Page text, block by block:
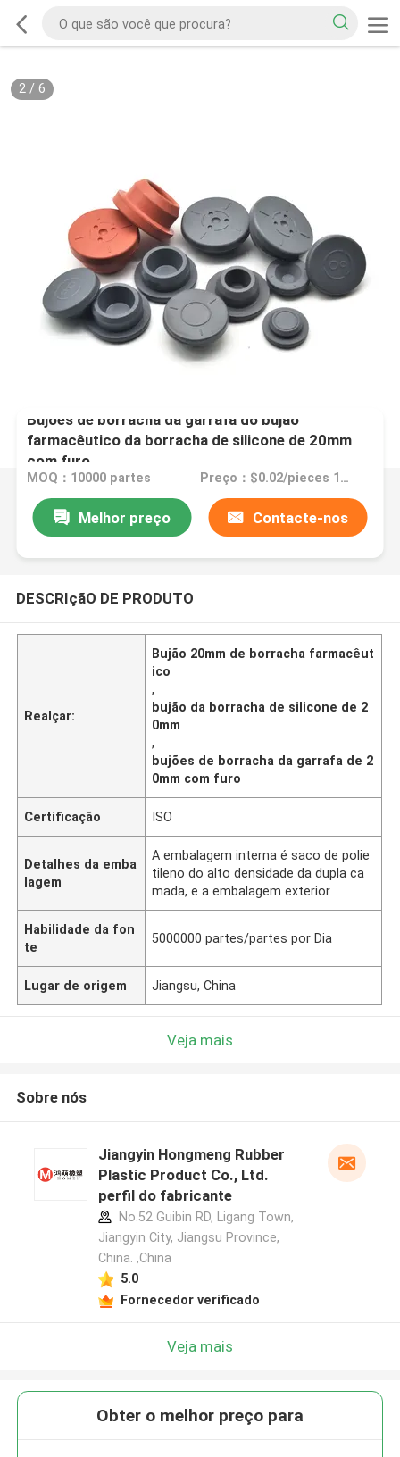
2/ 6
Bujões de borracha da garrafa do bujão
farmacêutico da borracha de silicone de 20mm
com furo
MOQ：10000 partes Preço：$0.02/pieces 10000-99999 pieces
Melhor preço Contacte-nos
DESCRIçãO DE PRODUTO
Realçar:
Bujão 20mm de borracha farmacêut
ico
,
bujão da borracha de silicone de 2
0mm
,
bujões de borracha da garrafa de 2
0mm com furo
Certificação ISO
Detalhes da emba
lagem
A embalagem interna é saco de polie
tileno do alto densidade da dupla ca
mada, e a embalagem exterior
Habilidade da fon
te
5000000 partes/partes por Dia
Lugar de origem Jiangsu, China
Veja mais
Sobre nós
Jiangyin Hongmeng Rubber
Plastic Product Co., Ltd.
perfil do fabricante
No.52 Guibin RD, Ligang Town,
Jiangyin City, Jiangsu Province,
China. ,China
5.0
Fornecedor verificado
Veja mais
Obter o melhor preço para